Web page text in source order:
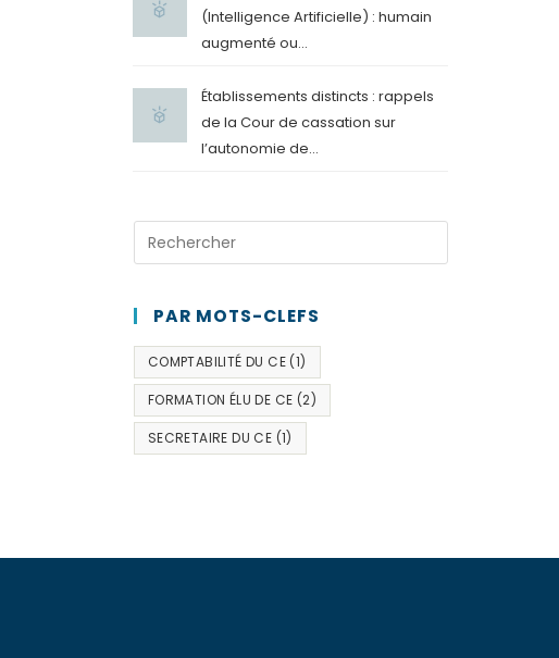
(Intelligence Artificielle) : humain
augmenté ou...
Établissements distincts : rappels
de la Cour de cassation sur
l’autonomie de...
PAR MOTS-CLEFS
COMPTABILITÉ DU CE (1)
FORMATION ÉLU DE CE (2)
SECRETAIRE DU CE (1)